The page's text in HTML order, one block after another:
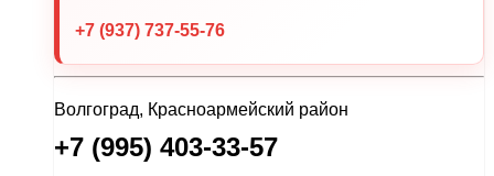
+7 (937) 737-55-76
Волгоград, Красноармейский район
+7 (995) 403-33-57